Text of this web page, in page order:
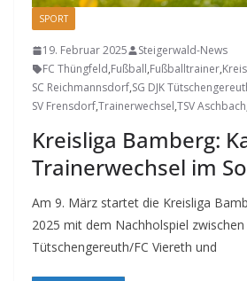
SPORT
19. Februar 2025
Steigerwald-News
FC Thüngfeld,Fußball,Fußballtrainer,
SC Reichmannsdorf,SG DJK
SV Frensdorf,Trainerwechsel,TSV Aschbach
Kreisliga Bamberg:
Trainerwechsel im
Am 9. März startet die Kreisliga
2025 mit dem Nachholspiel zwischen
Tütschengereuth/FC Viereth und